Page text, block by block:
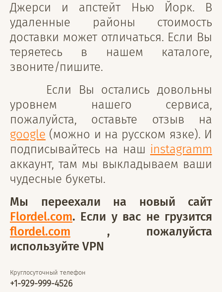
Джерси и апстейт Нью Йорк. В
удаленные районы стоимость
доставки может отличаться. Если Вы
теряетесь в нашем каталоге,
звоните/пишите.
Если Вы остались довольны
уровнем нашего сервиса,
пожалуйста, оставьте отзыв на
google (можно и на русском язке). И
подписывайтесь на наш instagramm
аккаунт, там мы выкладываем ваши
чудесные букеты.
Мы переехали на новый сайт
Flordel.com. Если у вас не грузится
flordel.com , пожалуйста
используйте VPN
Круглосуточный телефон
+1-929-999-4526